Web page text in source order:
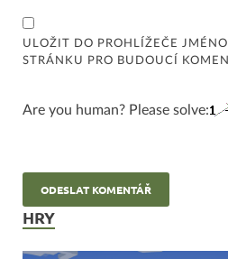
ULOŽIT DO PROHLÍŽEČE
STRÁNKU PRO BUDOUCÍ
Are you human? Please solve:
HRY